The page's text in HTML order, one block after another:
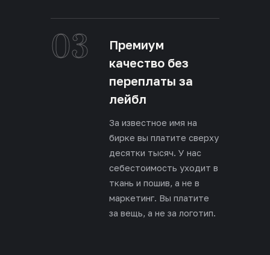
03
Премиум
качество без
переплаты за
лейбл
За известное имя на
бирке вы платите сверху
десятки тысяч. У нас
себестоимость уходит в
ткань и пошив, а не в
маркетинг. Вы платите
за вещь, а не за логотип.